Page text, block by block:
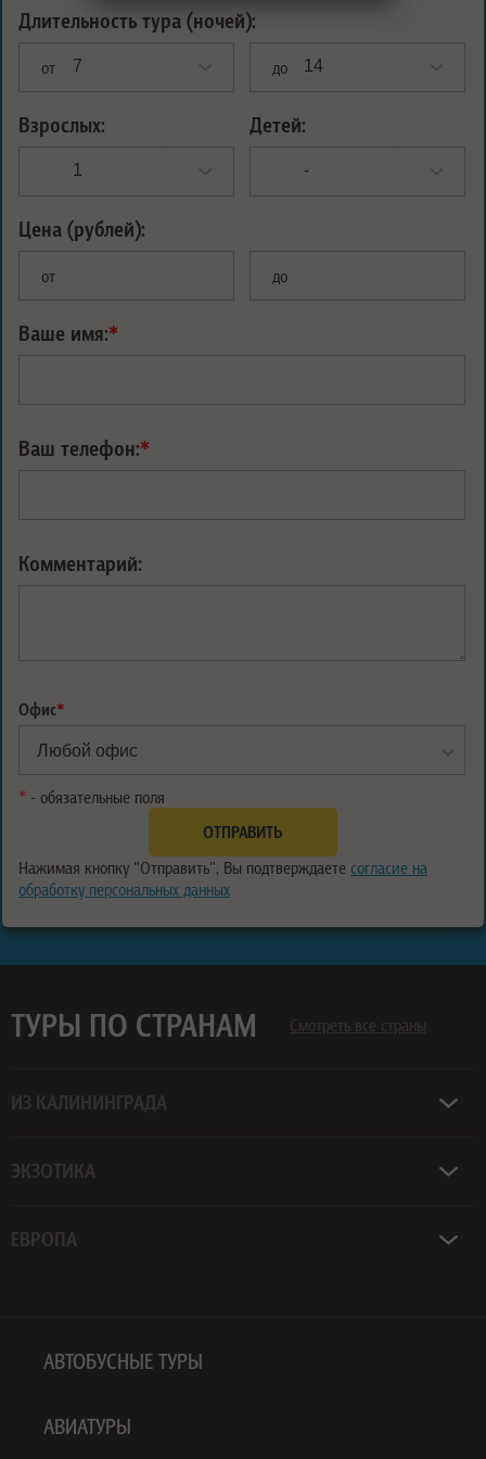
Длительность тура (ночей):
от до
Взрослых: Детей:
Цена (рублей):
от до
Ваше имя:*
Ваш телефон:*
Комментарий:
Офис*
* - обязательные поля
Нажимая кнопку "Отправить", Вы подтверждаете согласие на
обработку персональных данных
ТУРЫ ПО СТРАНАМ Смотреть все страны
ИЗ КАЛИНИНГРАДА
ЭКЗОТИКА
ЕВРОПА
АВТОБУСНЫЕ ТУРЫ
АВИАТУРЫ